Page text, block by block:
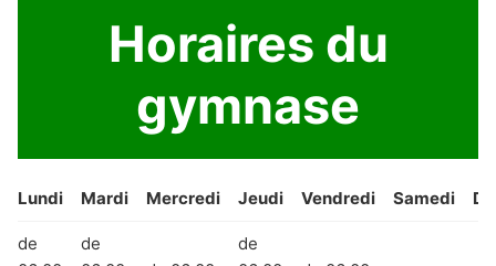
Horaires du
gymnase
Lundi Mardi Mercredi Jeudi Vendredi Samedi
de
de
de